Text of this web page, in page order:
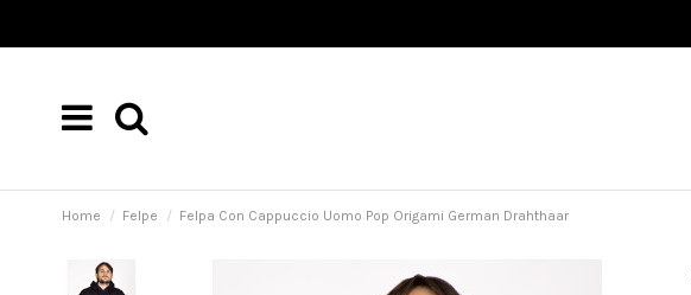
Home Felpe Felpa Con Cappuccio Uomo Pop Origami German Drahthaar